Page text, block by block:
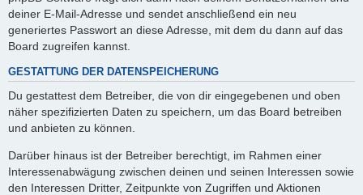
deiner E-Mail-Adresse und sendet anschließend ein neu
generiertes Passwort an diese Adresse, mit dem du dann auf das
Board zugreifen kannst.
GESTATTUNG DER DATENSPEICHERUNG
Du gestattest dem Betreiber, die von dir eingegebenen und oben
näher spezifizierten Daten zu speichern, um das Board betreiben
und anbieten zu können.
Darüber hinaus ist der Betreiber berechtigt, im Rahmen einer
Interessenabwägung zwischen deinen und seinen Interessen sowie
den Interessen Dritter, Zeitpunkte von Zugriffen und Aktionen